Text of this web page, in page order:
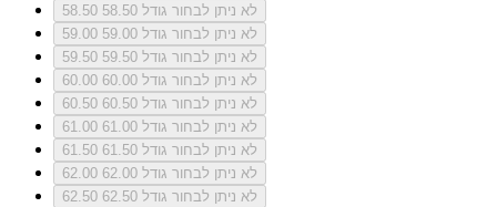
58.50
לא ניתן לבחור גודל 58.50
59.00
לא ניתן לבחור גודל 59.00
59.50
לא ניתן לבחור גודל 59.50
60.00
לא ניתן לבחור גודל 60.00
60.50
לא ניתן לבחור גודל 60.50
61.00
לא ניתן לבחור גודל 61.00
61.50
לא ניתן לבחור גודל 61.50
62.00
לא ניתן לבחור גודל 62.00
62.50
לא ניתן לבחור גודל 62.50